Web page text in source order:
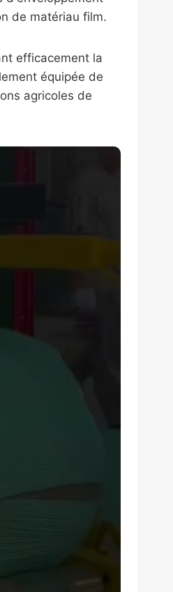
de matériau film.
efficacement la
équipée de
agricoles de